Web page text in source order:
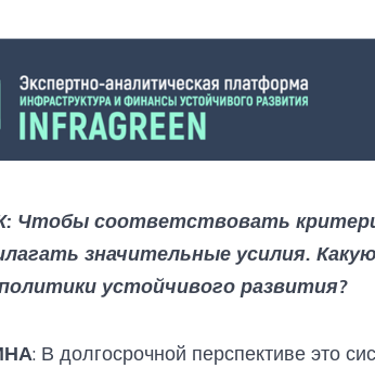
Чтобы соответствовать
значительные усилия.
устойчивого развития?
: В долгосрочной перспективе это